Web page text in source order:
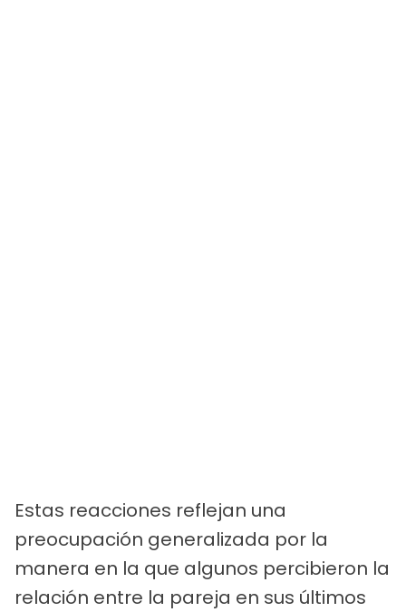
Estas reacciones reflejan una
preocupación generalizada por la
manera en la que algunos percibieron la
relación entre la pareja en sus últimos